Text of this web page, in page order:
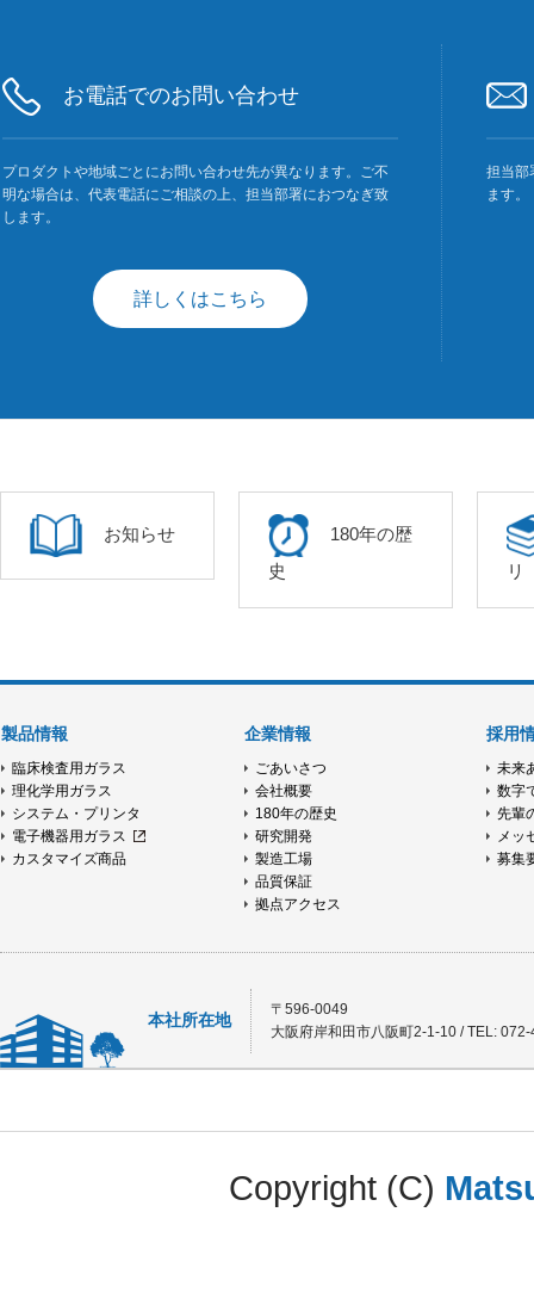
お電話でのお問い合わせ
プロダクトや地域ごとにお問い合わせ先が異なります。ご不
明な場合は、代表電話にご相談の上、担当部署におつなぎ致
します。
詳しくはこちら
担当部
ます。
お知らせ
180年の歴
史
リ
製品情報
臨床検査用ガラス
理化学用ガラス
システム・プリンタ
電子機器用ガラス
カスタマイズ商品
企業情報
ごあいさつ
会社概要
180年の歴史
研究開発
製造工場
品質保証
拠点アクセス
採用
未来
数字
先輩
メッ
募集
本社所在地
〒596-0049
大阪府岸和田市八阪町2-1-10 / TEL:
Copyright (C)